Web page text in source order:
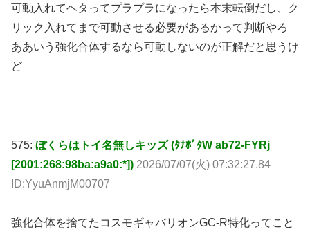
可動入れてヘタってプラプラになったら本末転倒だし、ク
リック入れてまで可動させる必要があるかって判断やろ
ああいう強化合体するなら可動しないのが正解だと思うけ
ど
575: ぼくらはトイ名無しキッズ (ﾀﾅﾎﾞﾀW ab72-FYRj
[2001:268:98ba:a9a0:*]) 2026/07/07(火) 07:32:27.84
ID:YyuAnmjM00707
強化合体を捨てたコスモギャバリオンGC-R特化ってこと